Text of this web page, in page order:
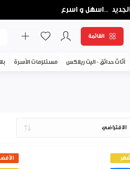
...اسهل و اسرع
القائمة
أثاث حدائق - اليت ريلاكس مستلزمات الأسرة